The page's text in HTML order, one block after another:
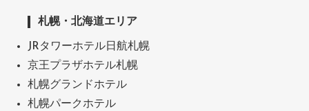
札幌・北海道エリア
JRタワーホテル日航札幌
京王プラザホテル札幌
札幌グランドホテル
札幌パークホテル